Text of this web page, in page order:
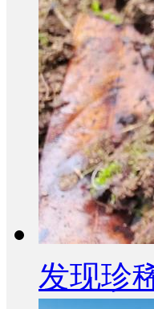
发现珍